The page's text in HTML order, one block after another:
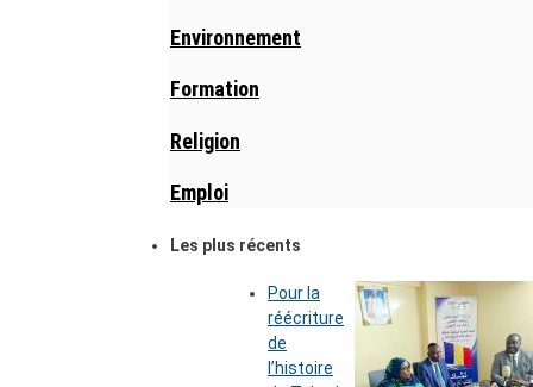
Environnement
Formation
Religion
Emploi
Les plus récents
Pour la
réécriture
de
l’histoire